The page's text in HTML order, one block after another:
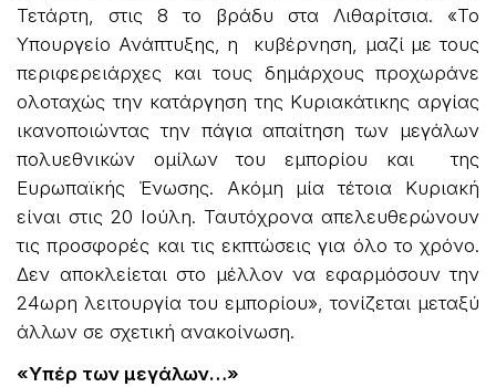
Τετάρτη, στις 8 το βράδυ στα Λιθαρίτσια. «Το
Υπουργείο Ανάπτυξης, η κυβέρνηση, μαζί με τους
περιφερειάρχες και τους δημάρχους προχωράνε
ολοταχώς την κατάργηση της Κυριακάτικης αργίας
ικανοποιώντας την πάγια απαίτηση των μεγάλων
πολυεθνικών ομίλων του εμπορίου και της
Ευρωπαϊκής Ένωσης. Ακόμη μία τέτοια Κυριακή
είναι στις 20 Ιούλη. Ταυτόχρονα απελευθερώνουν
τις προσφορές και τις εκπτώσεις για όλο το χρόνο.
Δεν αποκλείεται στο μέλλον να εφαρμόσουν την
24ωρη λειτουργία του εμπορίου», τονίζεται μεταξύ
άλλων σε σχετική ανακοίνωση.
«Υπέρ των μεγάλων…»